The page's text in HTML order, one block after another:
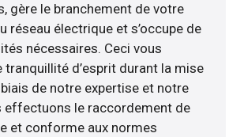
gère le branchement de votre
réseau électrique et s’occupe de
nécessaires. Ceci vous
tranquillité d’esprit durant la mise
de notre expertise et notre
effectuons le raccordement de
et conforme aux normes